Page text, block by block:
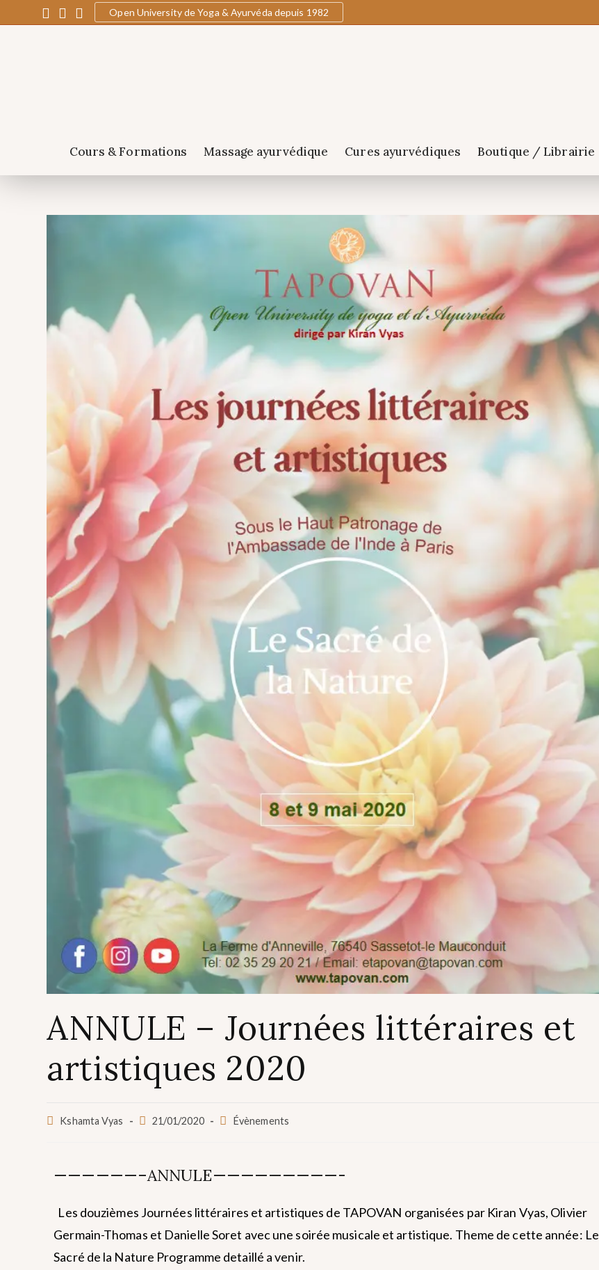
Open University de Yoga & Ayurvéda depuis 1982
Cours & Formations Massage ayurvédique Cures ayurvédiques Boutique / Librairie
ANNULE – Journées littéraires et
artistiques 2020
Kshamta Vyas 21/01/2020 Évènements
——————–ANNULE—————————-
Les douzièmes Journées littéraires et artistiques de TAPOVAN organisées par Kiran Vyas, Olivier
Germain-Thomas et Danielle Soret avec une soirée musicale et artistique. Theme de cette année: Le
Sacré de la Nature Programme detaillé a venir.